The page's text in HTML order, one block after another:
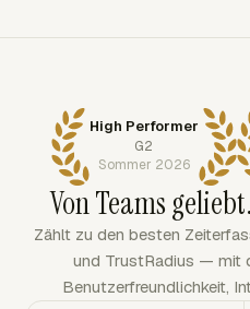
High Performer
G2
Sommer 2026
Von Teams
Zählt zu den besten
und TrustRadius — mit
Benutzerfreundlichkeit,